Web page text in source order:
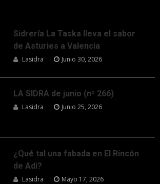
Sidrería La Taska lleva el sabor
de Asturies a Valencia
Lasidra Junio 30, 2026
LA SIDRA de junio (nº 266)
Lasidra Junio 25, 2026
¿Qué tal una fabada en El Rincón
de Adi?
Lasidra Mayo 17, 2026